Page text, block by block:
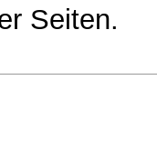
Seiten.